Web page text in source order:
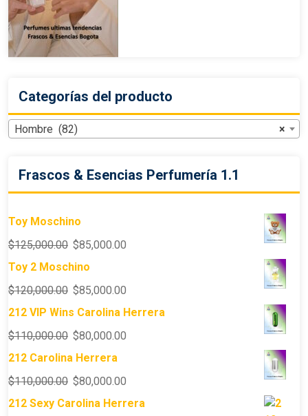
Categorías del producto
×
Hombre (82)
Frascos & Esencias Perfumería 1.1
Toy Moschino
$125,000.00 $85,000.00
Toy 2 Moschino
$120,000.00 $85,000.00
212 VIP Wins Carolina Herrera
$110,000.00 $80,000.00
212 Carolina Herrera
$110,000.00 $80,000.00
212 Sexy Carolina Herrera